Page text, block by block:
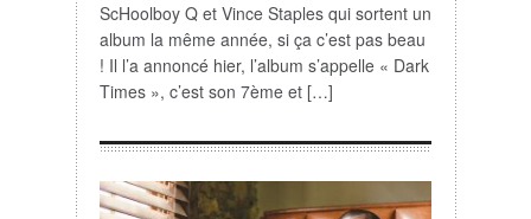
ScHoolboy Q et Vince Staples qui sortent un
album la même année, si ça c’est pas beau
! Il l’a annoncé hier, l’album s’appelle « Dark
Times », c’est son 7ème et […]